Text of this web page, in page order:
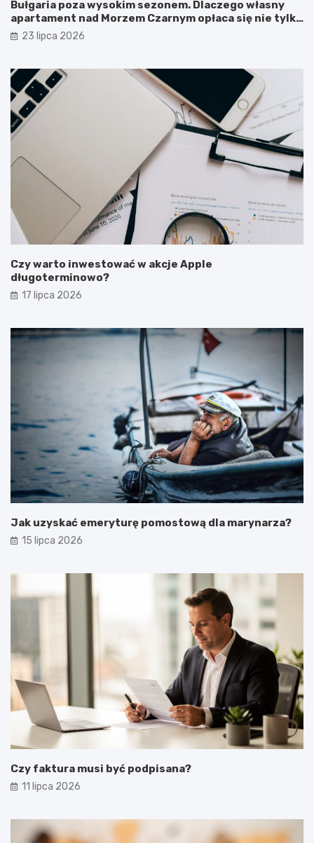
Bułgaria poza wysokim sezonem. Dlaczego własny
apartament nad Morzem Czarnym opłaca się nie tylko
latem?
23 lipca 2026
Czy warto inwestować w akcje Apple
długoterminowo?
17 lipca 2026
Jak uzyskać emeryturę pomostową dla marynarza?
15 lipca 2026
Czy faktura musi być podpisana?
11 lipca 2026